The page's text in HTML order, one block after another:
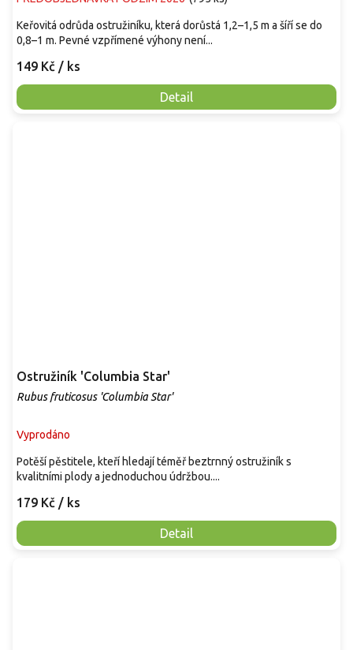
149 Kč / ks
Detail
Keřovitá odrůda ostružiníku, která dorůstá 1,2–1,5 m a šíří se do
0,8–1 m. Pevné vzpřímené výhony není...
Ostružiník 'Columbia Star'
Rubus fruticosus 'Columbia Star'
Vyprodáno
179 Kč / ks
Detail
Potěší pěstitele, kteří hledají téměř beztrnný ostružiník s
kvalitními plody a jednoduchou údržbou....